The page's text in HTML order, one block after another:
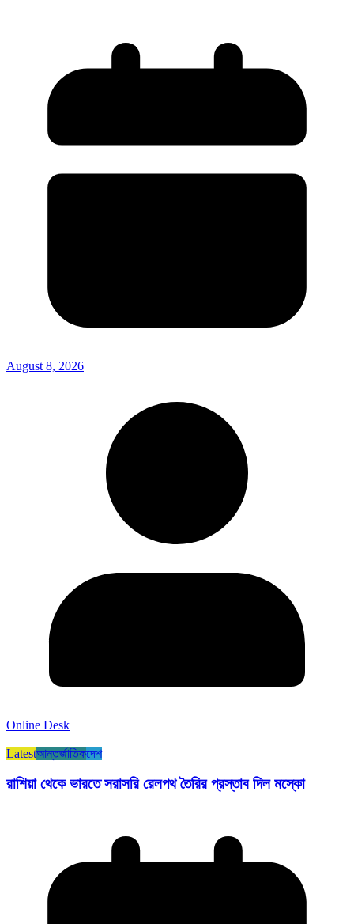
August 8, 2026
Online Desk
Latestআন্তর্জাতিকদেশ
রাশিয়া থেকে ভারতে সরাসরি রেলপথ তৈরির প্রস্তাব দিল মস্কো